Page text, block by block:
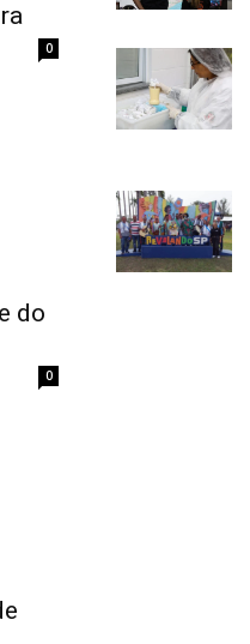
0
do
0